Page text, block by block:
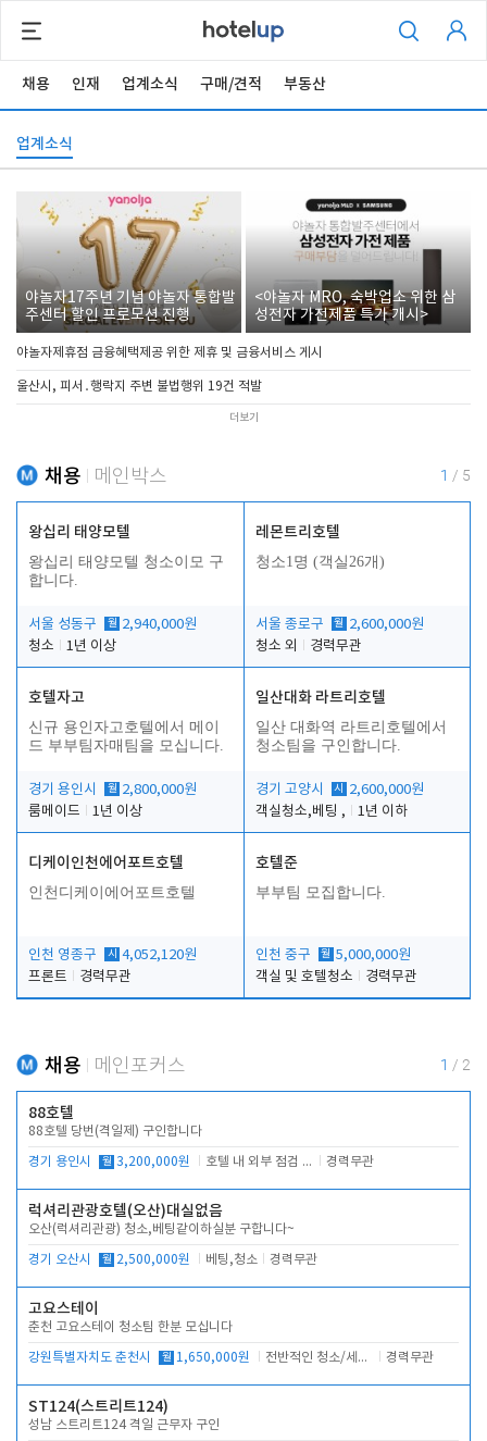
채용 인재 업계소식 구매/견적 부동산
업계소식
야놀자17주년 기념 야놀자 통합발
주센터 할인 프로모션 진행
<야놀자 MRO, 숙박업소 위한 삼
성전자 가전제품 특가 개시>
야놀자제휴점 금융혜택제공 위한 제휴 및 금융서비스 게시
울산시, 피서․행락지 주변 불법행위 19건 적발
더보기
채용 메인박스 1 / 5
왕십리 태양모텔
왕십리 태양모텔 청소이모 구
합니다.
서울 성동구 월 2,940,000원
청소
1년 이상
레몬트리호텔
청소1명 (객실26개)
서울 종로구 월 2,600,000원
청소 외
경력무관
호텔자고
신규 용인자고호텔에서 메이
드 부부팀자매팀을 모십니다.
경기 용인시 월 2,800,000원
룸메이드
1년 이상
일산대화 라트리호텔
일산 대화역 라트리호텔에서
청소팀을 구인합니다.
경기 고양시 시
2,600,000원
객실청소,베팅 ,
1년 이하
디케이인천에어포트호텔
인천디케이에어포트호텔
인천 영종구 시 4,052,120원
프론트
경력무관
호텔준
부부팀 모집합니다.
인천 중구 월 5,000,000원
객실 및 호텔청소
경력무관
채용 메인포커스 1 / 2
88호텔
88호텔 당번(격일제) 구인합니다
경기 용인시 월 3,200,000원 호텔 내 외부 점검 및 프런트 운영 경력무관
럭셔리관광호텔(오산)대실없음
오산(럭셔리관광) 청소,베팅같이하실분 구합니다~
경기 오산시 월 2,500,000원 베팅,청소 경력무관
고요스테이
춘천 고요스테이 청소팀 한분 모십니다
강원특별자치도 춘천시 월 1,650,000원 전반적인 청소/세탁업무 경력무관
ST124(스트리트124)
성남 스트리트124 격일 근무자 구인